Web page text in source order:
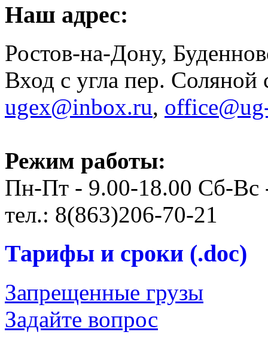
Наш адрес:
Ростов-на-Дону,
Вход с угла пер. Соляной
ugex@inbox.ru,
Режим работы:
Пн-Пт - 9.00-18.00 Сб-Вс
тел.: 8(863)206-70-21
Тарифы и сроки (.doc)
Запрещенные грузы
Задайте вопрос